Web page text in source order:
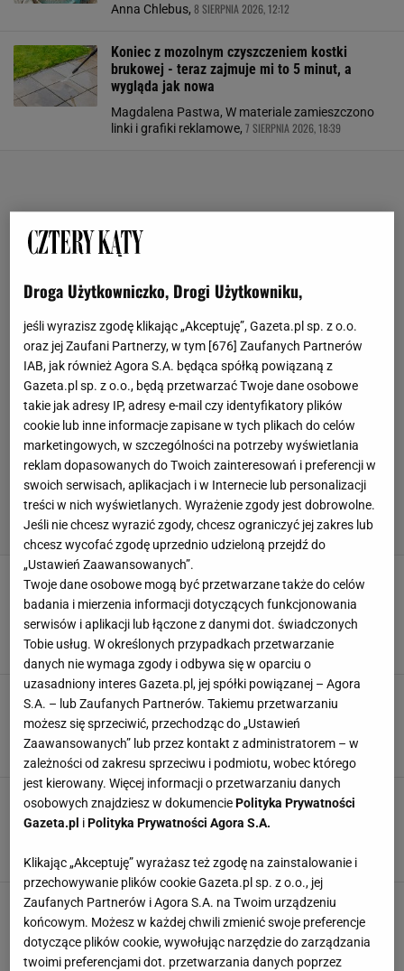
Anna Chlebus, 8 SIERPNIA 2026, 12:12
Koniec z mozolnym czyszczeniem kostki
brukowej - teraz zajmuje mi to 5 minut, a
wygląda jak nowa
Magdalena Pastwa, W materiale zamieszczono
linki i grafiki reklamowe, 7 SIERPNIA 2026, 18:39
Masz dość koszenia trawy? Znam na to sposób
- tak oszczędzisz czas i odpoczniesz w
weekend
Magdalena Pastwa, W materiale zamieszczono
linki i grafiki reklamowe,6 SIERPNIA 2026, 17:47
Piękny stół na garden party nie wymaga
wielkiego budżetu. Nasze pomysły zachwycą
Twoich gości
Anna Chlebus, 6 SIERPNIA 2026, 13:18
Domowe obowiązki jako malarstwo sakralne.
Dorota Kuźnik w DESA Unicum z nowym cyklem
obrazów
MATERIAŁ PROMOCYJNY PR
W Sinsay zostały już ostatnie sztuki - te firany
za 25 zł odmieniły wnętrze mojego salonu
Magdalena Pastwa, W materiale zamieszczono
linki i grafiki reklamowe,5 SIERPNIA 2026, 20:14
Droga Użytkowniczko, Drogi Użytkowniku,
jeśli wyrazisz zgodę klikając „Akceptuję”, Gazeta.pl sp. z o.o.
oraz jej Zaufani Partnerzy, w tym [676] Zaufanych Partnerów
IAB, jak również Agora S.A. będąca spółką powiązaną z
Gazeta.pl sp. z o.o., będą przetwarzać Twoje dane osobowe
takie jak adresy IP, adresy e-mail czy identyfikatory plików
cookie lub inne informacje zapisane w tych plikach do celów
marketingowych, w szczególności na potrzeby wyświetlania
reklam dopasowanych do Twoich zainteresowań i preferencji w
swoich serwisach, aplikacjach i w Internecie lub personalizacji
treści w nich wyświetlanych. Wyrażenie zgody jest dobrowolne.
Jeśli nie chcesz wyrazić zgody, chcesz ograniczyć jej zakres lub
chcesz wycofać zgodę uprzednio udzieloną przejdź do
„Ustawień Zaawansowanych”.
Twoje dane osobowe mogą być przetwarzane także do celów
badania i mierzenia informacji dotyczących funkcjonowania
serwisów i aplikacji lub łączone z danymi dot. świadczonych
Tobie usług. W określonych przypadkach przetwarzanie
danych nie wymaga zgody i odbywa się w oparciu o
uzasadniony interes Gazeta.pl, jej spółki powiązanej – Agora
S.A. – lub Zaufanych Partnerów. Takiemu przetwarzaniu
możesz się sprzeciwić, przechodząc do „Ustawień
Zaawansowanych” lub przez kontakt z administratorem – w
zależności od zakresu sprzeciwu i podmiotu, wobec którego
jest kierowany. Więcej informacji o przetwarzaniu danych
osobowych znajdziesz w dokumenciePolityka Prywatności
Gazeta.pl iPolityka Prywatności Agora S.A.
Klikając „Akceptuję” wyrażasz też zgodę na zainstalowanie i
przechowywanie plików cookie Gazeta.pl sp. z o.o., jej
Zaufanych Partnerów i Agora S.A. na Twoim urządzeniu
końcowym. Możesz w każdej chwili zmienić swoje preferencje
dotyczące plików cookie, wywołując narzędzie do zarządzania
twoimi preferencjami dot. przetwarzania danych poprzez